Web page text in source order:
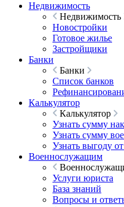
Недвижимость
Недвижимость
Новостройки
Готовое жилье
Застройщики
Банки
Банки
Список банков
Калькулятор
Калькулятор
Узнать сумму
Узнать сумму
Узнать выгоду
Военнослужащим
Услуги юриста
База знаний
Вопросы и